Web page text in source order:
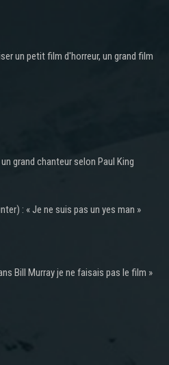
un petit film d'horreur, un grand film
grand chanteur selon Paul King
: « Je ne suis pas un yes man »
Bill Murray je ne faisais pas le film »